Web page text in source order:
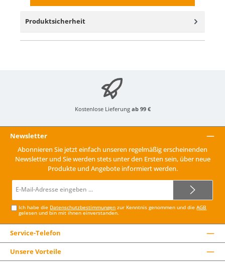
Produktsicherheit
Kostenlose Lieferung ab 99 €
Newsletter
Abonnieren Sie jetzt einfach unseren regelmäßig erscheinenden
Newsletter und Sie werden stets unter den Ersten sein, über neue
Produkte und Angebote informiert werden.
Mail-
Ich habe die Datenschutzbestimmungen zur Kenntnis genommen und dieAGB
gelesen und bin mit ihnen einverstanden.
Service-Telefon
Unsere Vorteile